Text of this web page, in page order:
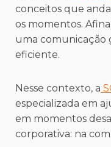
conceitos que
os momentos.
uma comunicação
eficiente.
Nesse contexto, a
especializada em
em momentos
corporativa: na